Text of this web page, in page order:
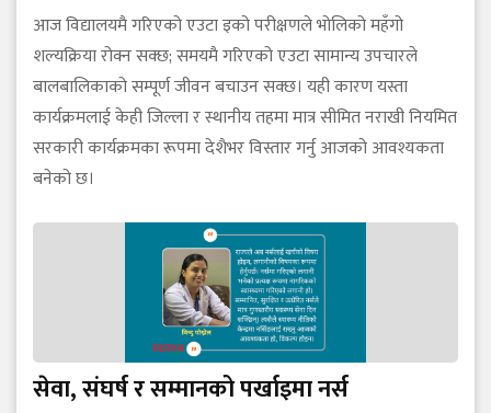
आज विद्यालयमै गरिएको एउटा इको परीक्षणले भोलिको महँगो
शल्यक्रिया रोक्न सक्छ; समयमै गरिएको एउटा सामान्य उपचारले
बालबालिकाको सम्पूर्ण जीवन बचाउन सक्छ। यही कारण यस्ता
कार्यक्रमलाई केही जिल्ला र स्थानीय तहमा मात्र सीमित नराखी नियमित
सरकारी कार्यक्रमका रूपमा देशैभर विस्तार गर्नु आजको आवश्यकता
बनेको छ।
सेवा, संघर्ष र सम्मानको पर्खाइमा नर्स